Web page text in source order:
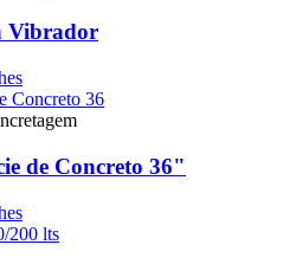
Vibrador
de Concreto 36"